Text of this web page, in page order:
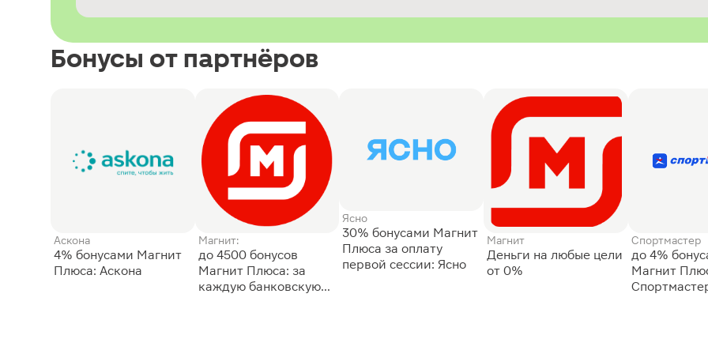
Бонусы от партнёров
Аскона
4% бонусами Магнит
Плюса: Аскона
Магнит:
до 4500 бонусов
Магнит Плюса: за
каждую банковскую
Ясно
30% бонусами Магнит
Плюса за оплату
первой сессии: Ясно
Магнит
Деньги на любые цели
от 0%
Спортмастер
до 4%
Магнит